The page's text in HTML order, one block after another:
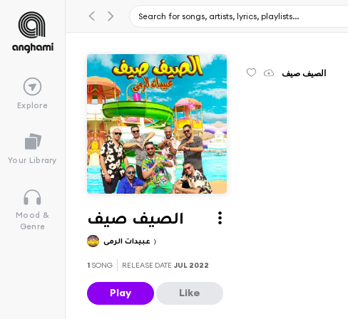
Explore
Your Library
Mood &
Genre
الصيف صيف
1 SONG RELEASE DATE JUL 2022
Play Like
الصيف صيف